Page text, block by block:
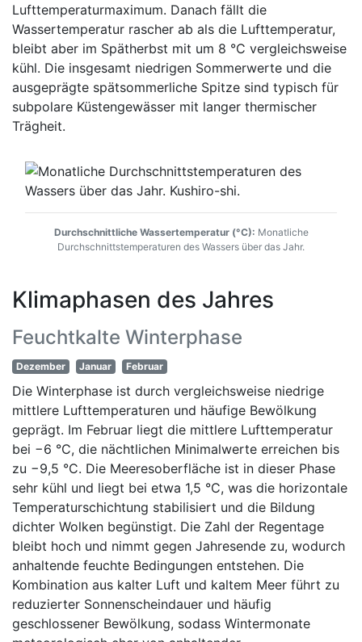
Lufttemperaturmaximum. Danach fällt die
Wassertemperatur rascher ab als die Lufttemperatur,
bleibt aber im Spätherbst mit um 8 °C vergleichsweise
kühl. Die insgesamt niedrigen Sommerwerte und die
ausgeprägte spätsommerliche Spitze sind typisch für
subpolare Küstengewässer mit langer thermischer
Trägheit.
Durchschnittliche Wassertemperatur (°C): Monatliche
Durchschnittstemperaturen des Wassers über das Jahr.
Klimaphasen des Jahres
Feuchtkalte Winterphase
Dezember Januar Februar
Die Winterphase ist durch vergleichsweise niedrige
mittlere Lufttemperaturen und häufige Bewölkung
geprägt. Im Februar liegt die mittlere Lufttemperatur
bei −6 °C, die nächtlichen Minimalwerte erreichen bis
zu −9,5 °C. Die Meeresoberfläche ist in dieser Phase
sehr kühl und liegt bei etwa 1,5 °C, was die horizontale
Temperaturschichtung stabilisiert und die Bildung
dichter Wolken begünstigt. Die Zahl der Regentage
bleibt hoch und nimmt gegen Jahresende zu, wodurch
anhaltende feuchte Bedingungen entstehen. Die
Kombination aus kalter Luft und kaltem Meer führt zu
reduzierter Sonnenscheindauer und häufig
geschlossener Bewölkung, sodass Wintermonate